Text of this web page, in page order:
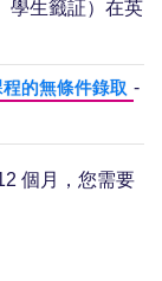
學生籤証）在英
的無條件錄取 -
個月，您需要